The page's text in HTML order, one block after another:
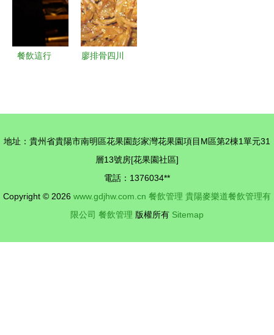
餐飲這行
理的要訣
廖排骨四川
篇章
地址：貴州省貴陽市南明區花果園彭家灣花果園項目M區第2棟1單元31
層13號房[花果園社區]
電話：1376034**
Copyright © 2026 www.gdjhw.com.cn 餐飲管理 貴陽麥樂道餐飲管理有
限公司 餐飲管理 版權所有 Sitemap